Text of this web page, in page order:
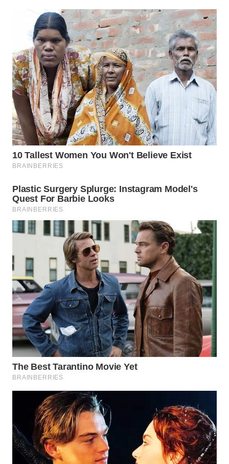
WN
PRIANGAN
TIMUR
WN
SEMARANG
WN
SOLO
WN
BOROBUDUR
MADURA
SURABAYA
NATUNA
WN
BINTAN
WN
MANDALIKA
WN
LIKUPANG
WN
LABUANBAJO
WN
BORNEO